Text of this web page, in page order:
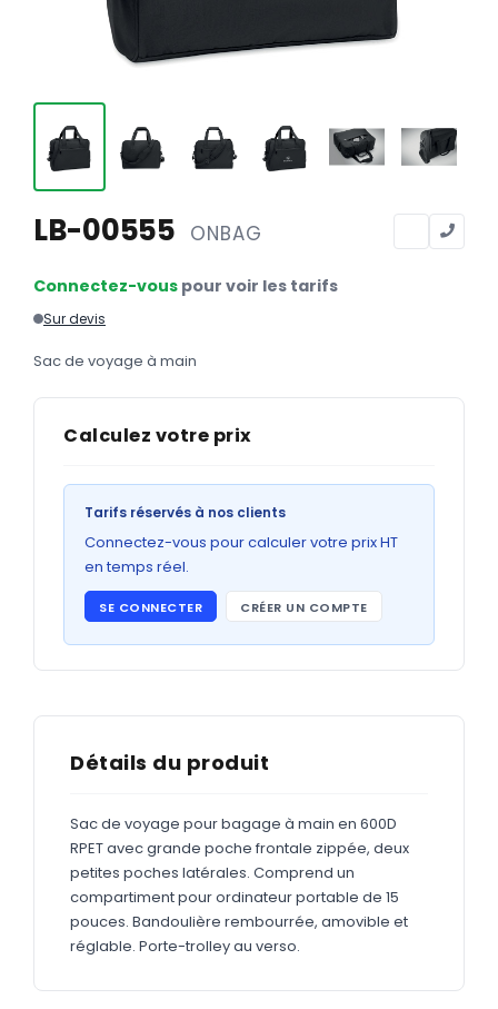
Calendriers
Calendriers bancaires
Tête de lettre
Enveloppes
Sous-mains
Chemises
GRAND FORMAT
Abribus
ADHÉSIFS
Étiquettes adhésives
Étiquettes adhésives en bobine
Adhésifs vitrine
LB-00555 ONBAG
Connectez-vous pour voir les tarifs
Sur devis
Sac de voyage à main
Calculez votre prix
Tarifs réservés à nos clients
Connectez-vous pour calculer votre prix HT
en temps réel.
SE CONNECTER CRÉER UN COMPTE
Détails du produit
Sac de voyage pour bagage à main en 600D
RPET avec grande poche frontale zippée, deux
petites poches latérales. Comprend un
compartiment pour ordinateur portable de 15
pouces. Bandoulière rembourrée, amovible et
réglable. Porte-trolley au verso.